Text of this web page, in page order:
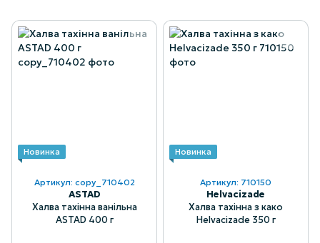
Новинка
Артикул: copy_710402
ASTAD
Халва тахінна ванільна
ASTAD 400 г
Новинка
Артикул: 710150
Helvacizade
Халва тахінна з како
Helvacizade 350 г